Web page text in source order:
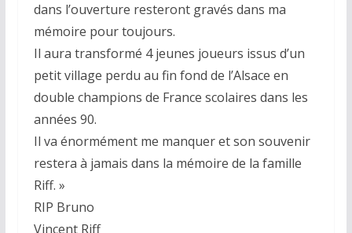
dans l’ouverture resteront gravés dans ma
mémoire pour toujours.
Il aura transformé 4 jeunes joueurs issus d’un
petit village perdu au fin fond de l’Alsace en
double champions de France scolaires dans les
années 90.
Il va énormément me manquer et son souvenir
restera à jamais dans la mémoire de la famille
Riff. »
RIP Bruno
Vincent Riff